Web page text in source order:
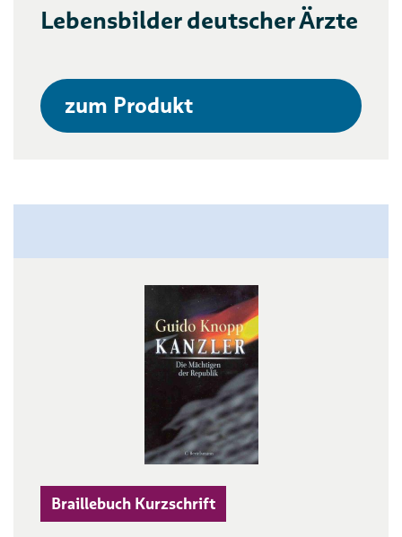
Lebensbilder deutscher Ärzte
zum Produkt
Braillebuch Kurzschrift